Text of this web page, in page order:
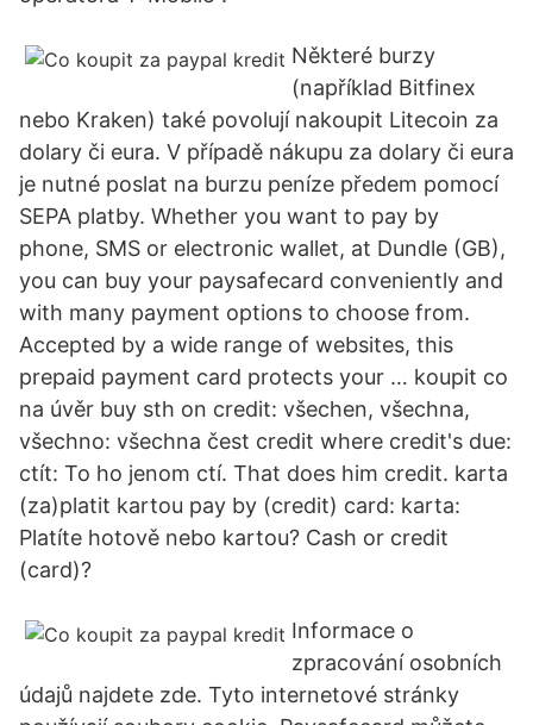
Některé burzy
(například Bitfinex
nebo Kraken) také povolují nakoupit Litecoin za
dolary či eura. V případě nákupu za dolary či eura
je nutné poslat na burzu peníze předem pomocí
SEPA platby. Whether you want to pay by
phone, SMS or electronic wallet, at Dundle (GB),
you can buy your paysafecard conveniently and
with many payment options to choose from.
Accepted by a wide range of websites, this
prepaid payment card protects your … koupit co
na úvěr buy sth on credit: všechen, všechna,
všechno: všechna čest credit where credit's due:
ctít: To ho jenom ctí. That does him credit. karta
(za)platit kartou pay by (credit) card: karta:
Platíte hotově nebo kartou? Cash or credit
(card)?
Informace o
zpracování osobních
údajů najdete zde. Tyto internetové stránky